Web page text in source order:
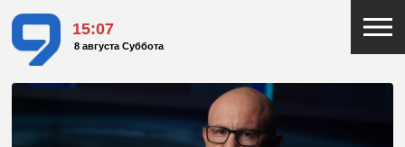
15:07
8 августа Суббота